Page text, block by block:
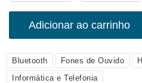
Adicionar ao carrinho
Bluetooth Fones de Ouvido
Informática e Telefonia